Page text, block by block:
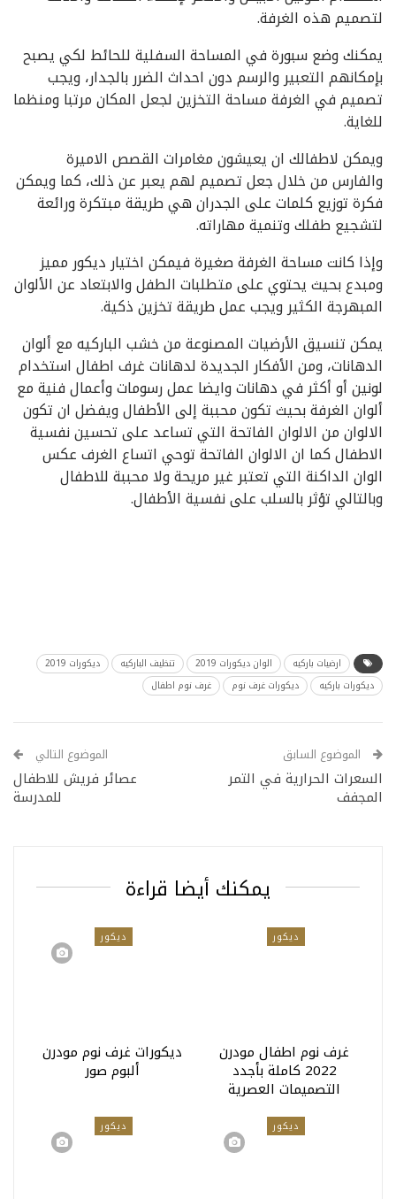
لتصميم هذه الغرفة.
يمكنك وضع سبورة في المساحة السفلية للحائط لكي يصبح
بإمكانهم التعبير والرسم دون احداث الضرر بالجدار، ويجب
تصميم في الغرفة مساحة التخزين لجعل المكان مرتبا ومنظما
للغاية.
ويمكن لاطفالك ان يعيشون مغامرات القصص الاميرة
والفارس من خلال جعل تصميم لهم يعبر عن ذلك، كما ويمكن
فكرة توزيع كلمات على الجدران هي طريقة مبتكرة ورائعة
لتشجيع طفلك وتنمية مهاراته.
وإذا كانت مساحة الغرفة صغيرة فيمكن اختيار ديكور مميز
ومبدع بحيث يحتوي على متطلبات الطفل والابتعاد عن الألوان
المبهرجة الكثير ويجب عمل طريقة تخزين ذكية.
يمكن تنسيق الأرضيات المصنوعة من خشب الباركيه مع ألوان
الدهانات، ومن الأفكار الجديدة لدهانات غرف اطفال استخدام
لونين أو أكثر في دهانات وايضا عمل رسومات وأعمال فنية مع
ألوان الغرفة بحيث تكون محببة إلى الأطفال ويفضل ان تكون
الالوان من الالوان الفاتحة التي تساعد على تحسين نفسية
الاطفال كما ان الالوان الفاتحة توحي اتساع الغرف عكس
الوان الداكنة التي تعتبر غير مريحة ولا محببة للاطفال
وبالتالي تؤثر بالسلب على نفسية الأطفال.
ارضيات باركيه الوان ديكورات 2019 تنظيف الباركيه
ديكورات 2019
ديكورات باركيه
ديكورات غرف نوم غرف نوم اطفال
الموضوع السابق
السعرات الحرارية في التمر
المجفف
الموضوع التالي
عصائر فريش للاطفال
للمدرسة
يمكنك أيضا قراءة
ديكور
غرف نوم اطفال مودرن
2022 كاملة بأجدد
التصميمات العصرية
ديكور
ديكورات غرف نوم مودرن
ألبوم صور
ديكور ديكور